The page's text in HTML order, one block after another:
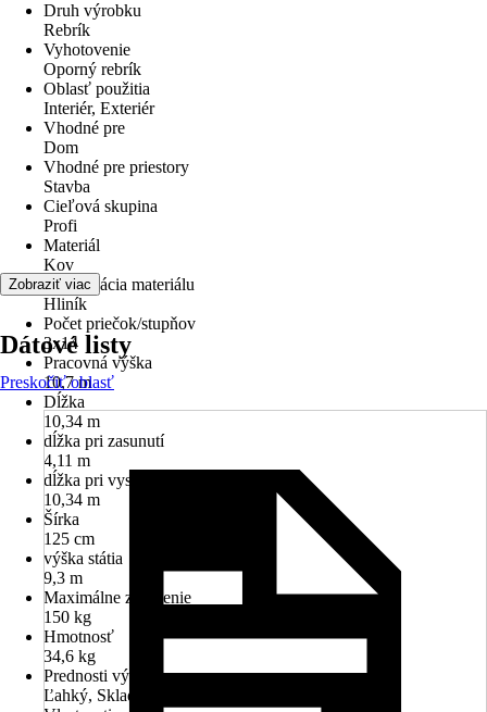
Druh výrobku
Rebrík
Vyhotovenie
Oporný rebrík
Oblasť použitia
Interiér, Exteriér
Vhodné pre
Dom
Vhodné pre priestory
Stavba
Cieľová skupina
Profi
Materiál
Kov
Špecifikácia materiálu
Hliník
Počet priečok/stupňov
3x14
Pracovná výška
10,7 m
Dĺžka
10,34 m
dĺžka pri zasunutí
4,11 m
dĺžka pri vysunutí
10,34 m
Šírka
125 cm
výška státia
9,3 m
Maximálne zaťaženie
150 kg
Hmotnosť
34,6 kg
Prednosti výrobku
Ľahký, Skladný, Univerzálny
Zobraziť viac
Dátové listy
Preskočiť oblasť